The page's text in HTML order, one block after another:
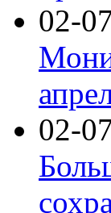
02-
02-